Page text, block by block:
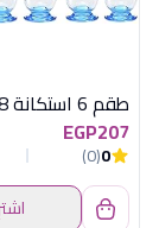
EGP207
0
(0)